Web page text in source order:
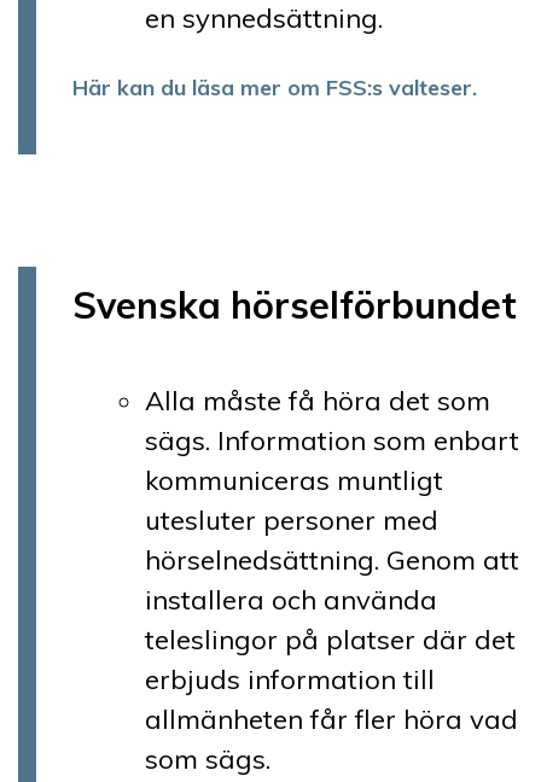
en synnedsättning.
Här kan du läsa mer om FSS:s valteser.
Svenska hörselförbundet
Alla måste få höra det som
sägs. Information som enbart
kommuniceras muntligt
utesluter personer med
hörselnedsättning. Genom att
installera och använda
teleslingor på platser där det
erbjuds information till
allmänheten får fler höra vad
som sägs.